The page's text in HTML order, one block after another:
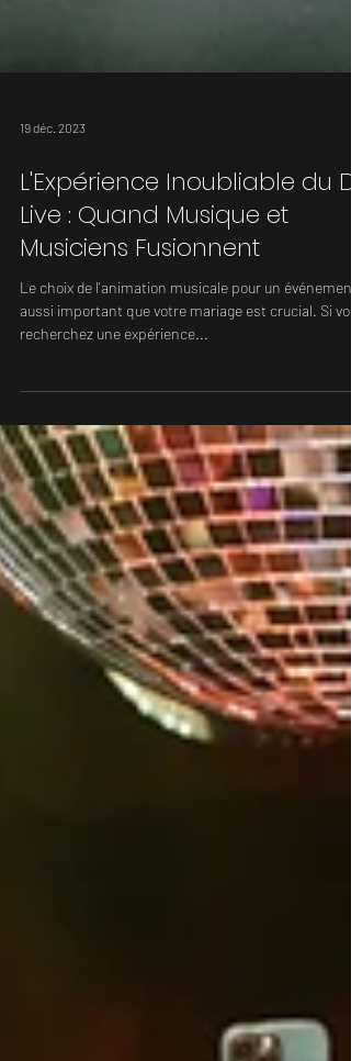
19 déc. 2023
L'Expérience Inoubliable du DJ
Live : Quand Musique et
Musiciens Fusionnent
aussi important que votre mariage est crucial. Si